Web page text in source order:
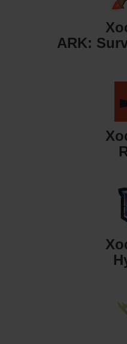
ARK: